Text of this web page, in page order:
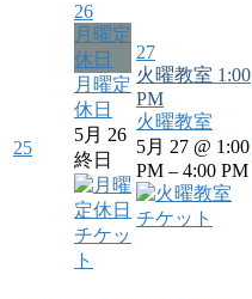
25
26
月曜定
休日
月曜定
休日
5月 26
終日
チケッ
ト
27
火曜教室 1:00
PM
火曜教室
5月 27 @ 1:00
PM – 4:00 PM
チケット